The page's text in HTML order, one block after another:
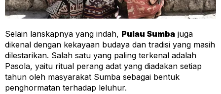
Selain lanskapnya yang indah, Pulau Sumba juga
dikenal dengan kekayaan budaya dan tradisi yang masih
dilestarikan. Salah satu yang paling terkenal adalah
Pasola, yaitu ritual perang adat yang diadakan setiap
tahun oleh masyarakat Sumba sebagai bentuk
penghormatan terhadap leluhur.